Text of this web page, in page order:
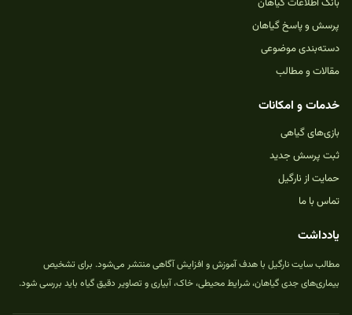
پرسش و پاسخ گیاهان
دسته‌بندی موضوعی
مقالات و مطالب
خدمات و امکانات
بازی‌های گیاهی
ثبت پرسش جدید
حمایت از نارگیل
تماس با ما
یادداشت
مطالب سایت نارگیل با هدف آموزش و افزایش آگاهی منتشر می‌شود. برای تشخیص
بیماری‌های جدی گیاهان، شرایط محیطی، خاک، آبیاری و تصاویر دقیق گیاه باید بررسی شود.